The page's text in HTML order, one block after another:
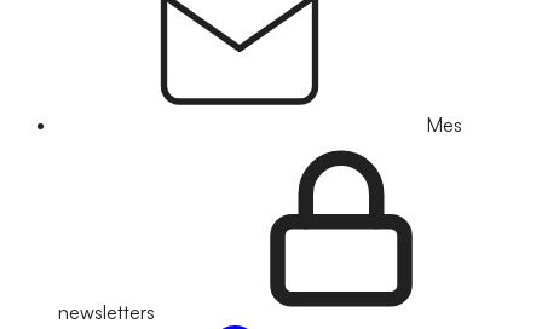
Mes
newsletters